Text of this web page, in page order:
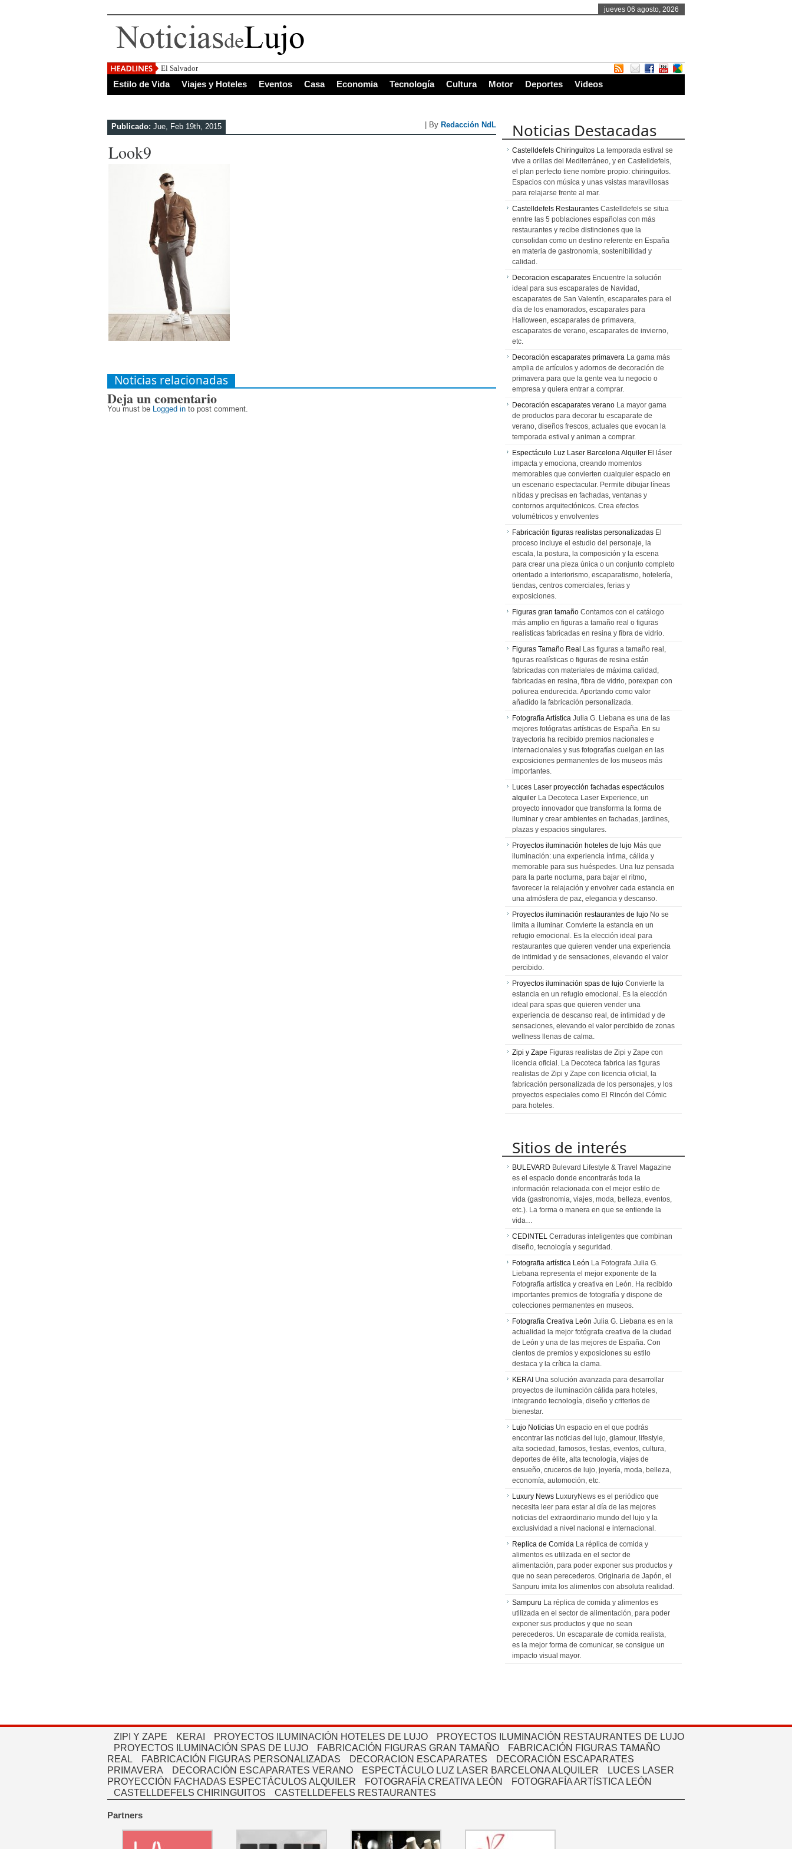
jueves 06 agosto, 2026
El Salvador, uno de los destinos c
Estilo de Vida Viajes y Hoteles Eventos Casa Economia Tecnología Cultura Motor Deportes Videos
Publicado: Jue, Feb 19th, 2015 | By Redacción NdL
Look9
Noticias relacionadas
Deja un comentario
You must be Logged in to post comment.
Noticias Destacadas
Castelldefels Chiringuitos La temporada estival se
vive a orillas del Mediterráneo, y en Castelldefels,
el plan perfecto tiene nombre propio: chiringuitos.
Espacios con música y unas vsistas maravillosas
para relajarse frente al mar.
Castelldefels Restaurantes Castelldefels se situa
enntre las 5 poblaciones españolas con más
restaurantes y recibe distinciones que la
consolidan como un destino referente en España
en materia de gastronomía, sostenibilidad y
calidad.
Decoracion escaparates Encuentre la solución
ideal para sus escaparates de Navidad,
escaparates de San Valentín, escaparates para el
día de los enamorados, escaparates para
Halloween, escaparates de primavera,
escaparates de verano, escaparates de invierno,
etc.
Decoración escaparates primavera La gama más
amplia de artículos y adornos de decoración de
primavera para que la gente vea tu negocio o
empresa y quiera entrar a comprar.
Decoración escaparates verano La mayor gama
de productos para decorar tu escaparate de
verano, diseños frescos, actuales que evocan la
temporada estival y animan a comprar.
Espectáculo Luz Laser Barcelona Alquiler El láser
impacta y emociona, creando momentos
memorables que convierten cualquier espacio en
un escenario espectacular. Permite dibujar líneas
nítidas y precisas en fachadas, ventanas y
contornos arquitectónicos. Crea efectos
volumétricos y envolventes
Fabricación figuras realistas personalizadas El
proceso incluye el estudio del personaje, la
escala, la postura, la composición y la escena
para crear una pieza única o un conjunto completo
orientado a interiorismo, escaparatismo, hotelería,
tiendas, centros comerciales, ferias y
exposiciones.
Figuras gran tamaño Contamos con el catálogo
más amplio en figuras a tamaño real o figuras
realísticas fabricadas en resina y fibra de vidrio.
Figuras Tamaño Real Las figuras a tamaño real,
figuras realísticas o figuras de resina están
fabricadas con materiales de máxima calidad,
fabricadas en resina, fibra de vidrio, porexpan con
poliurea endurecida. Aportando como valor
añadido la fabricación personalizada.
Fotografía Artística Julia G. Liebana es una de las
mejores fotógrafas artísticas de España. En su
trayectoria ha recibido premios nacionales e
internacionales y sus fotografías cuelgan en las
exposiciones permanentes de los museos más
importantes.
Luces Laser proyección fachadas espectáculos
alquiler La Decoteca Laser Experience, un
proyecto innovador que transforma la forma de
iluminar y crear ambientes en fachadas, jardines,
plazas y espacios singulares.
Proyectos iluminación hoteles de lujo Más que
iluminación: una experiencia íntima, cálida y
memorable para sus huéspedes. Una luz pensada
para la parte nocturna, para bajar el ritmo,
favorecer la relajación y envolver cada estancia en
una atmósfera de paz, elegancia y descanso.
Proyectos iluminación restaurantes de lujo No se
limita a iluminar. Convierte la estancia en un
refugio emocional. Es la elección ideal para
restaurantes que quieren vender una experiencia
de intimidad y de sensaciones, elevando el valor
percibido.
Proyectos iluminación spas de lujo Convierte la
estancia en un refugio emocional. Es la elección
ideal para spas que quieren vender una
experiencia de descanso real, de intimidad y de
sensaciones, elevando el valor percibido de zonas
wellness llenas de calma.
Zipi y Zape Figuras realistas de Zipi y Zape con
licencia oficial. La Decoteca fabrica las figuras
realistas de Zipi y Zape con licencia oficial, la
fabricación personalizada de los personajes, y los
proyectos especiales como El Rincón del Cómic
para hoteles.
Sitios de interés
BULEVARD Bulevard Lifestyle & Travel Magazine
es el espacio donde encontrarás toda la
información relacionada con el mejor estilo de
vida (gastronomia, viajes, moda, belleza, eventos,
etc.). La forma o manera en que se entiende la
vida…
CEDINTEL Cerraduras inteligentes que combinan
diseño, tecnología y seguridad.
Fotografia artística León La Fotografa Julia G.
Liebana representa el mejor exponente de la
Fotografía artística y creativa en León. Ha recibido
importantes premios de fotografía y dispone de
colecciones permanentes en museos.
Fotografía Creativa León Julia G. Liebana es en la
actualidad la mejor fotógrafa creativa de la ciudad
de León y una de las mejores de España. Con
cientos de premios y exposiciones su estilo
destaca y la crítica la clama.
KERAI Una solución avanzada para desarrollar
proyectos de iluminación cálida para hoteles,
integrando tecnología, diseño y criterios de
bienestar.
Lujo Noticias Un espacio en el que podrás
encontrar las noticias del lujo, glamour, lifestyle,
alta sociedad, famosos, fiestas, eventos, cultura,
deportes de élite, alta tecnología, viajes de
ensueño, cruceros de lujo, joyería, moda, belleza,
economía, automoción, etc.
Luxury News LuxuryNews es el periódico que
necesita leer para estar al día de las mejores
noticias del extraordinario mundo del lujo y la
exclusividad a nivel nacional e internacional.
Replica de Comida La réplica de comida y
alimentos es utilizada en el sector de
alimentación, para poder exponer sus productos y
que no sean perecederos. Originaria de Japón, el
Sanpuru imita los alimentos con absoluta realidad.
Sampuru La réplica de comida y alimentos es
utilizada en el sector de alimentación, para poder
exponer sus productos y que no sean
perecederos. Un escaparate de comida realista,
es la mejor forma de comunicar, se consigue un
impacto visual mayor.
ZIPI Y ZAPE KERAI PROYECTOS ILUMINACIÓN HOTELES DE LUJO
PROYECTOS ILUMINACIÓN RESTAURANTES DE LUJO
PROYECTOS ILUMINACIÓN SPAS DE LUJO
FABRICACIÓN FIGURAS GRAN TAMAÑO
FABRICACIÓN FIGURAS TAMAÑO
REAL
FABRICACIÓN FIGURAS PERSONALIZADAS DECORACION ESCAPARATES
DECORACIÓN ESCAPARATES
PRIMAVERA
DECORACIÓN ESCAPARATES VERANO ESPECTÁCULO LUZ LASER BARCELONA ALQUILER
LUCES LASER
PROYECCIÓN FACHADAS ESPECTÁCULOS ALQUILER
FOTOGRAFÍA CREATIVA LEÓN
FOTOGRAFÍA ARTÍSTICA LEÓN
CASTELLDEFELS CHIRINGUITOS
CASTELLDEFELS RESTAURANTES
Partners